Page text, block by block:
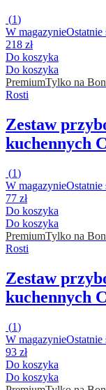
(1)
W magazynieOstatnie
218 zł
Do koszyka
Do koszyka
PremiumTylko na
Rosti
Zestaw
kuchennych
(1)
W magazynieOstatnie
77 zł
Do koszyka
Do koszyka
PremiumTylko na
Rosti
Zestaw
kuchennych
(1)
W magazynieOstatnie
93 zł
Do koszyka
Do koszyka